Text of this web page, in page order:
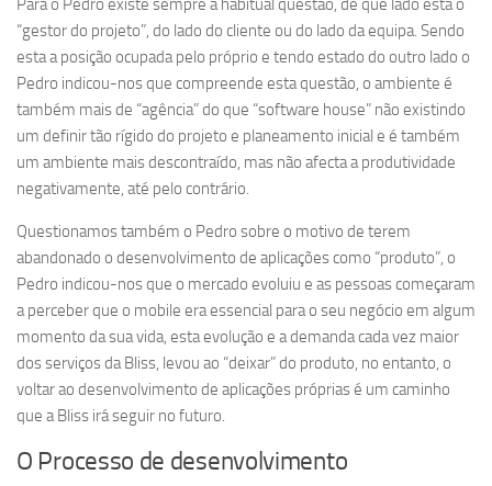
Para o Pedro existe sempre a habitual questão, de que lado está o
“gestor do projeto”, do lado do cliente ou do lado da equipa. Sendo
esta a posição ocupada pelo próprio e tendo estado do outro lado o
Pedro indicou-nos que compreende esta questão, o ambiente é
também mais de “agência” do que “software house” não existindo
um definir tão rígido do projeto e planeamento inicial e é também
um ambiente mais descontraído, mas não afecta a produtividade
negativamente, até pelo contrário.
Questionamos também o Pedro sobre o motivo de terem
abandonado o desenvolvimento de aplicações como “produto”, o
Pedro indicou-nos que o mercado evoluiu e as pessoas começaram
a perceber que o mobile era essencial para o seu negócio em algum
momento da sua vida, esta evolução e a demanda cada vez maior
dos serviços da Bliss, levou ao “deixar” do produto, no entanto, o
voltar ao desenvolvimento de aplicações próprias é um caminho
que a Bliss irá seguir no futuro.
O Processo de desenvolvimento